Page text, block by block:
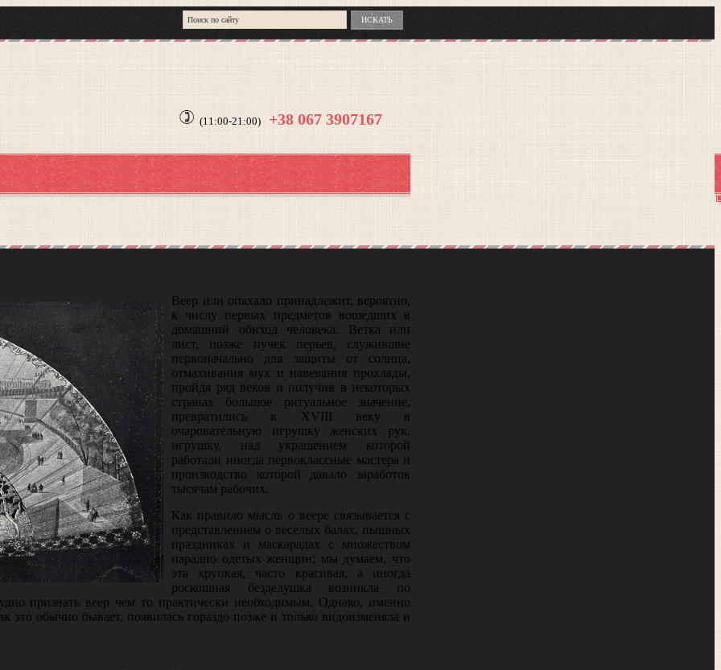
(11:00-21:00)+38 067 3907167
Веер или опахало принадлежит, вероятно,
к числу первых предметов вошедших в
домашний обиход человека. Ветка или
лист, позже пучек перьев, служившие
первоначально для защиты от солнца,
отмахивания мух и навевания прохлады,
пройдя ряд веков и получив в некоторых
странах большое ритуальное значение,
превратились к XVIII веку в
очаровательную игрушку женских рук,
игрушку, над украшением которой
работали иногда первоклассные мастера и
производство которой давало заработок
тысячам рабочих.
Как правило мысль о веере связывается с
представлением о веселых балах, пышных
праздниках и маскарадах с множеством
парадно оде­тых женщин; мы думаем, что
эта хрупкая, часто красивая, а иногда
роскошная безделушка возникла по
признать веер чем то практически необхо­димым. Однако, именно
это обычно бывает, появилась гораздо позже и только видоизменяла и